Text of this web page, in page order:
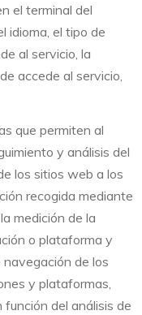
el terminal del
idioma, el tipo de
al servicio, la
accede al servicio,
que permiten al
y análisis del
los sitios web a los
recogida mediante
medición de la
o plataforma y
de los
y plataformas,
del análisis de